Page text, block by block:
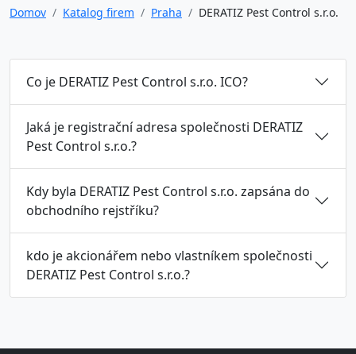
Domov
Katalog firem Praha DERATIZ Pest Control s.r.o.
Co je DERATIZ Pest Control s.r.o. ICO?
Jaká je registrační adresa společnosti DERATIZ
Pest Control s.r.o.?
Kdy byla DERATIZ Pest Control s.r.o. zapsána do
obchodního rejstříku?
kdo je akcionářem nebo vlastníkem společnosti
DERATIZ Pest Control s.r.o.?